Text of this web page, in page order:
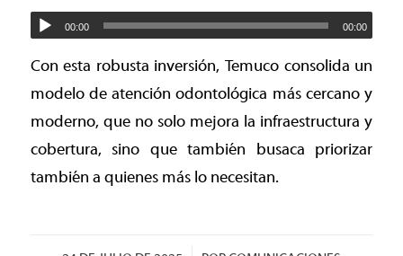
00:00 00:00
Con esta robusta inversión, Temuco consolida un
modelo de atención odontológica más cercano y
moderno, que no solo mejora la infraestructura y
cobertura, sino que también busaca priorizar
también a quienes más lo necesitan.